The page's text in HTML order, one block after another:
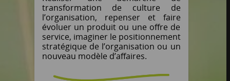
transformation de culture de
l’organisation, repenser et faire
évoluer un produit ou une offre de
service, imaginer le positionnement
stratégique de l’organisation ou un
nouveau modèle d’affaires.